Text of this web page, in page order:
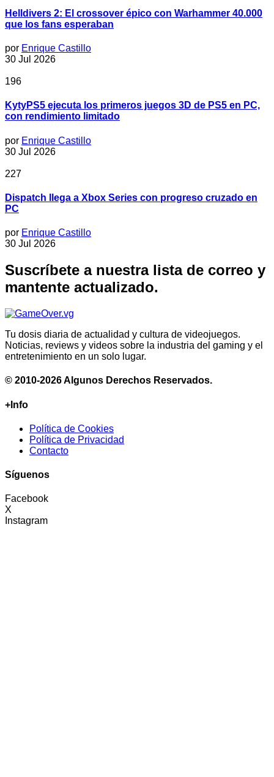
Helldivers 2: El crossover épico con Warhammer 40.000
que los fans esperaban
por Enrique Castillo
30 Jul 2026
196
KytyPS5 ejecuta los primeros juegos 3D de PS5 en PC,
con rendimiento limitado
por Enrique Castillo
30 Jul 2026
227
Dispatch llega a Xbox Series con progreso cruzado en
PC
por Enrique Castillo
30 Jul 2026
Suscríbete a nuestra lista de correo y
mantente actualizado.
Tu dosis diaria de actualidad y cultura de videojuegos.
Noticias, reviews y videos sobre la industria del gaming y el
entretenimiento en un solo lugar.
© 2010-2026 Algunos Derechos Reservados.
+Info
Política de Cookies
Política de Privacidad
Contacto
Síguenos
Facebook
X
Instagram